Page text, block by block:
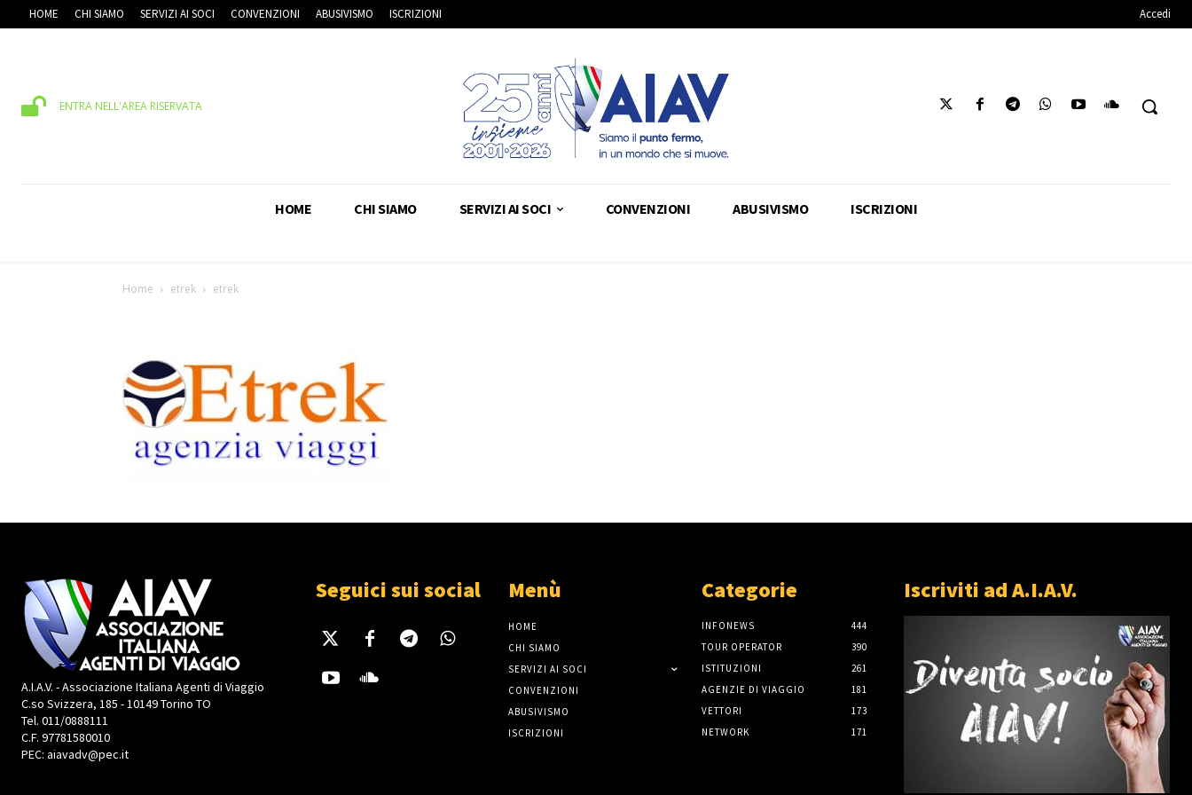
HOME CHI SIAMO SERVIZI AI SOCI CONVENZIONI ABUSIVISMO ISCRIZIONI Accedi
ENTRA NELL'AREA RISERVATA
HOME CHI SIAMO SERVIZI AI SOCI CONVENZIONI ABUSIVISMO ISCRIZIONI
Home etrek etrek
A.I.A.V. - Associazione Italiana Agenti di Viaggio
C.so Svizzera, 185 - 10149 Torino TO
Tel. 011/0888111
C.F. 97781580010
PEC: aiavadv@pec.it
Seguici sui social Menù
HOME
CHI SIAMO
SERVIZI AI SOCI
CONVENZIONI
ABUSIVISMO
ISCRIZIONI
Categorie
INFONEWS
444
TOUR OPERATOR
390
ISTITUZIONI
261
AGENZIE DI VIAGGIO
181
VETTORI
173
NETWORK
171
Iscriviti ad A.I.A.V.